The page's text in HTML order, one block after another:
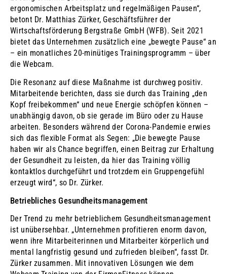
ergonomischen Arbeitsplatz und regelmäßigen Pausen“,
betont Dr. Matthias Zürker, Geschäftsführer der
Wirtschaftsförderung Bergstraße GmbH (WFB). Seit 2021
bietet das Unternehmen zusätzlich eine „bewegte Pause“ an
– ein monatliches 20-minütiges Trainingsprogramm – über
die Webcam.
Die Resonanz auf diese Maßnahme ist durchweg positiv.
Mitarbeitende berichten, dass sie durch das Training „den
Kopf freibekommen“ und neue Energie schöpfen können –
unabhängig davon, ob sie gerade im Büro oder zu Hause
arbeiten. Besonders während der Corona-Pandemie erwies
sich das flexible Format als Segen: „Die bewegte Pause
haben wir als Chance begriffen, einen Beitrag zur Erhaltung
der Gesundheit zu leisten, da hier das Training völlig
kontaktlos durchgeführt und trotzdem ein Gruppengefühl
erzeugt wird“, so Dr. Zürker.
Betriebliches Gesundheitsmanagement
Der Trend zu mehr betrieblichem Gesundheitsmanagement
ist unübersehbar. „Unternehmen profitieren enorm davon,
wenn ihre Mitarbeiterinnen und Mitarbeiter körperlich und
mental langfristig gesund und zufrieden bleiben“, fasst Dr.
Zürker zusammen. Mit innovativen Lösungen wie dem